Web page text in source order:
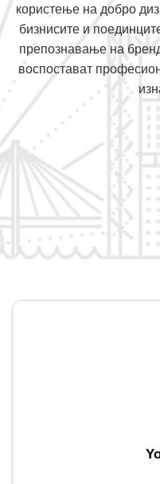
користење на добро
бизнисите и
препознавање на
воспостават